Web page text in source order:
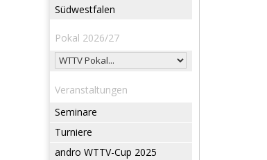
Südwestfalen
Pokal 2026/27
Veranstaltungen
Seminare
Turniere
andro WTTV-Cup 2025